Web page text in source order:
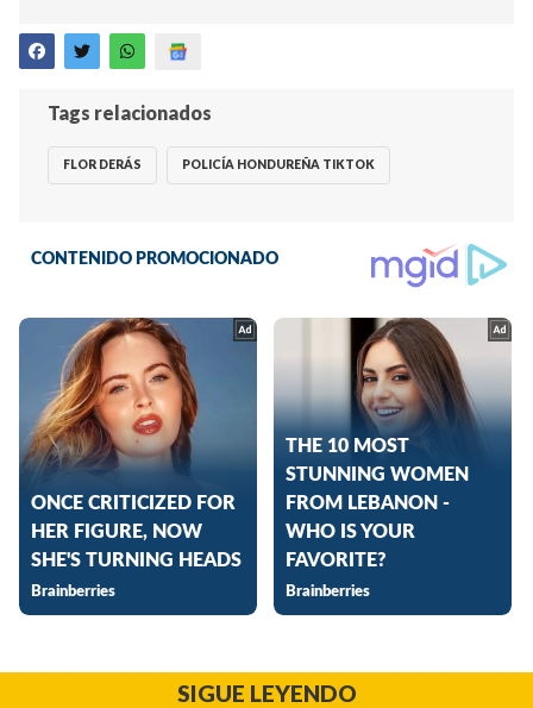
Tags relacionados
FLOR DERÁS POLICÍA HONDUREÑA TIKTOK
SIGUE LEYENDO